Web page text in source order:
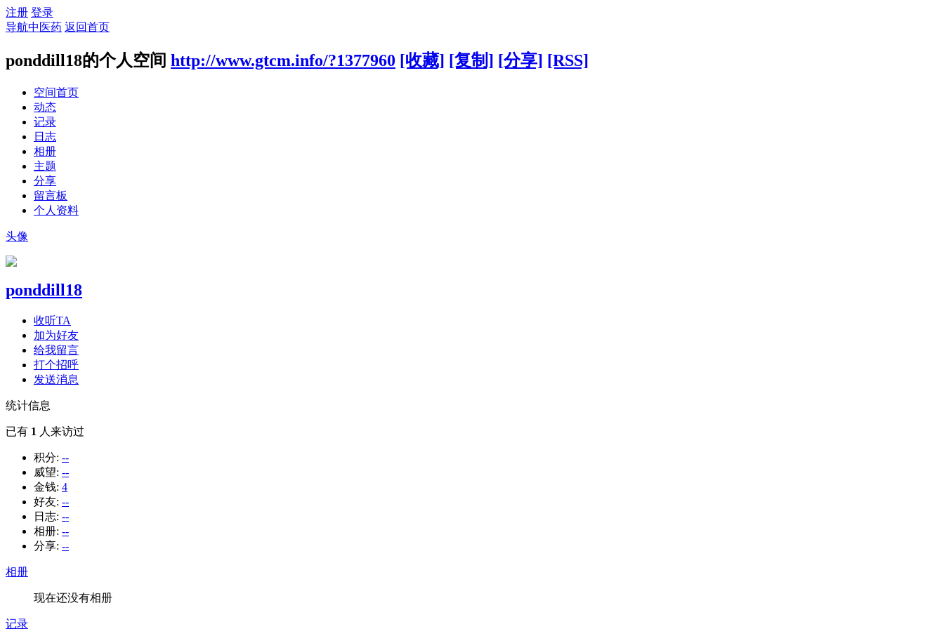
注册 登录
导航中医药 返回首页
ponddill18的个人空间 http://www.gtcm.info/?1377960 [收藏] [复制] [分享] [RSS]
空间首页
动态
记录
日志
相册
主题
分享
留言板
个人资料
头像
ponddill18
收听TA
加为好友
给我留言
打个招呼
发送消息
统计信息
已有 1 人来访过
积分: --
威望: --
金钱: 4
好友: --
日志: --
相册: --
分享: --
相册
现在还没有相册
记录